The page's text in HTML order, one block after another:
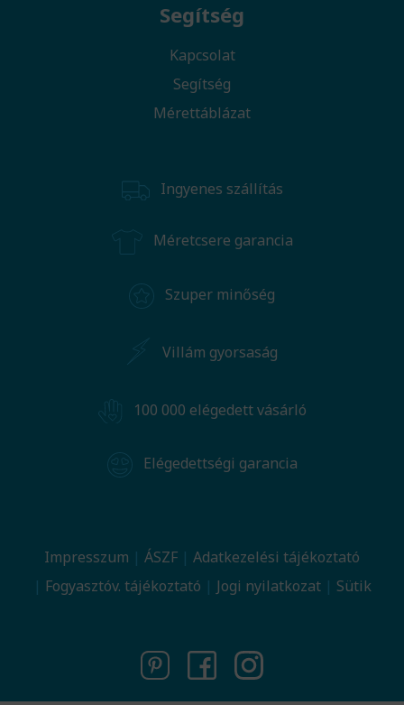
Segítség
Kapcsolat
Segítség
Mérettáblázat
Ingyenes szállítás
Méretcsere garancia
Szuper minőség
Villám gyorsaság
100 000 elégedett vásárló
Elégedettségi garancia
Impresszum ÁSZF
Adatkezelési tájékoztató
Fogyasztóv. tájékoztató
Jogi nyilatkozat Sütik